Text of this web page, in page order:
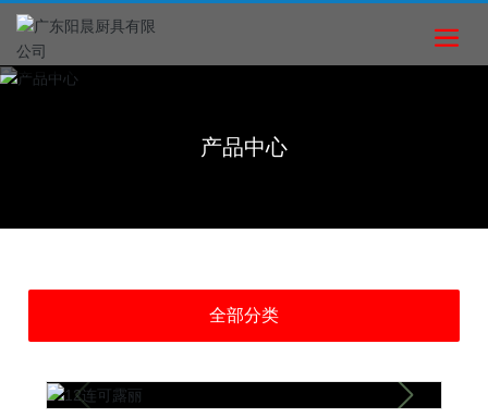
产品中心
全部分类